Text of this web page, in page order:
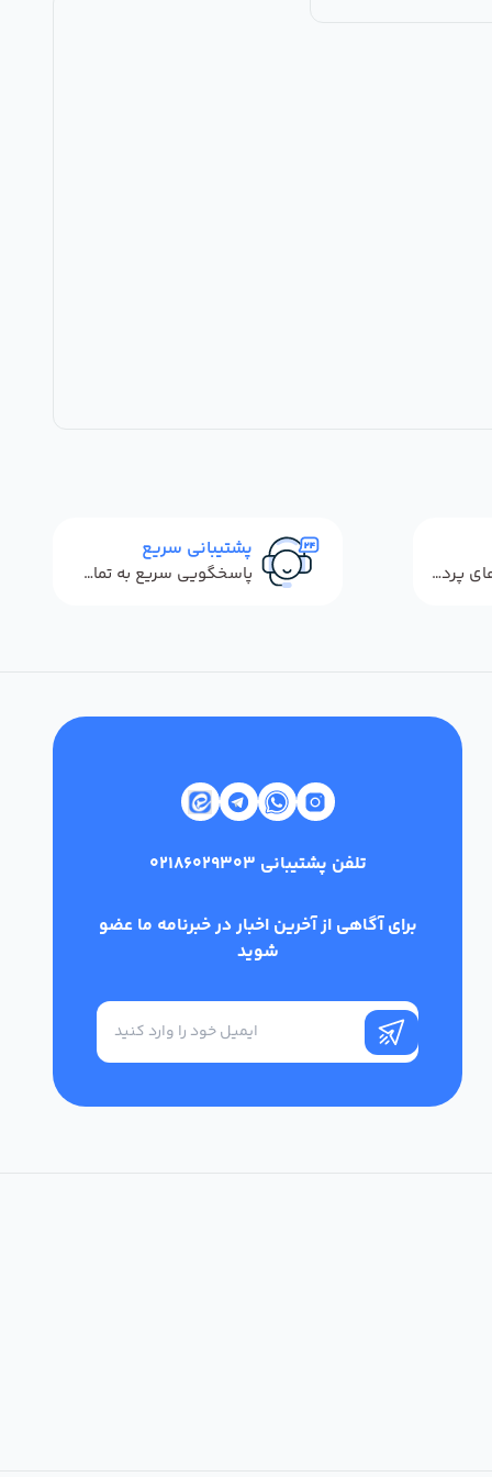
استفاده از روش‌های پرداخت امن
پشتیبانی سریع
پاسخگویی سریع به تماس‌ها و پیام‌ها
تلفن پشتیبانی 02186029303
برای آگاهی از آخرین اخبار در خبرنامه ما عضو
شوید